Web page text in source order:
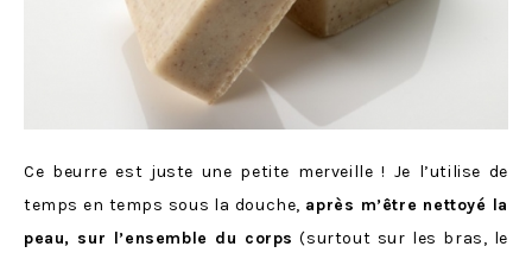
Ce beurre est juste une petite merveille ! Je l’utilise de
temps en temps sous la douche, après m’être nettoyé la
peau, sur l’ensemble du corps (surtout sur les bras, le